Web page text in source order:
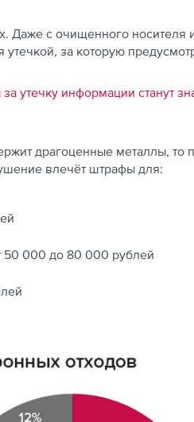
Даже с очищенного
утечкой, за которую
утечку информации станут
драгоценные металлы, то
влечёт штрафы для:
50 000 до 80 000 рублей